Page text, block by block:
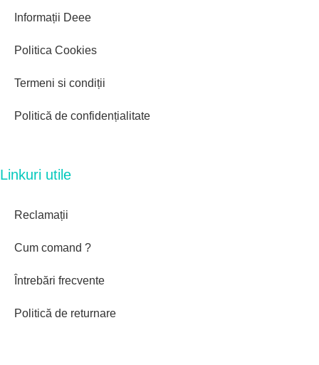
Informații Deee
Politica Cookies
Termeni si condiții
Politică de confidențialitate
Linkuri utile
Reclamații
Cum comand ?
Întrebări frecvente
Politică de returnare